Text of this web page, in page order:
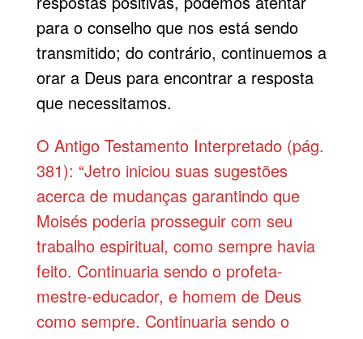
para o conselho que nos está sendo
transmitido; do contrário, continuemos a
orar a Deus para encontrar a resposta
que necessitamos.
O Antigo Testamento Interpretado (pág.
381): “Jetro iniciou suas sugestões
acerca de mudanças garantindo que
Moisés poderia prosseguir com seu
trabalho espiritual, como sempre havia
feito. Continuaria sendo o profeta-
mestre-educador, e homem de Deus
como sempre. Continuaria sendo o